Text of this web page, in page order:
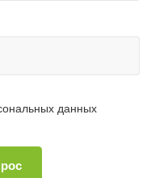
данных